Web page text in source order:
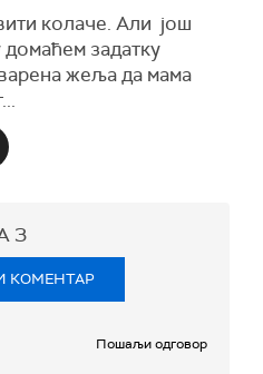
колаче. Али још
задатку
жеља да мама
3
КОМЕНТАР
Пошаљи одговор